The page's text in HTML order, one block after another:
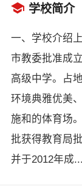
 学校简介
一、学校介绍
市教委批准成
高级中学。占
环境典雅优美
施和的体育场
批获得教育局
并于2012年成...